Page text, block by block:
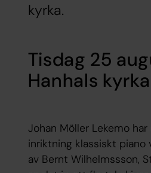
kyrka.
Tisdag 25
Hanhals kyrka
Johan Möller Lekemo
inriktning klassiskt piano
av Bernt Wilhelmssson,